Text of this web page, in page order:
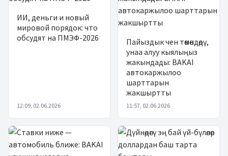
ИИ, деньги и новый
мировой порядок: что
обсудят на ПМЭФ-2026
12:09, 02.06.2026
Пайыздык чен төмөндөдү,
унаа алуу кыялыңыз
жакындады: BAKAI
автокаржылоо
шарттарын
жакшыртты
11:57, 02.06.2026